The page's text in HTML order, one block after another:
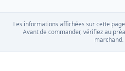
Les informations affichées sur cette
Avant de commander, vérifiez au
marchand.